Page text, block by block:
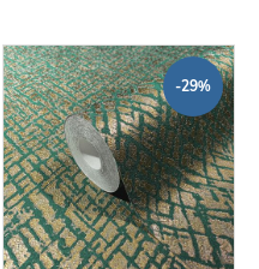
-29%